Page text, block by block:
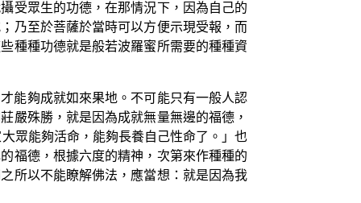
受眾生的功德，在那情況下，因為自己的
乃至於菩薩於當時可以方便示現受報，而
種種功德就是般若波羅蜜所需要的種種資
能夠成就如來果地。不可能只有一般人認
嚴殊勝，就是因為成就無量無邊的福德，
眾能夠活命，能夠長養自己性命了。」也
福德，根據六度的精神，次第來作種種的
所以不能瞭解佛法，應當想：就是因為我